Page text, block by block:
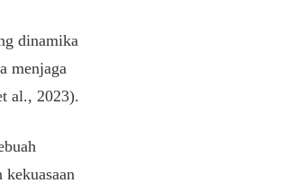
dinamika
menjaga
al., 2023).
kekuasaan